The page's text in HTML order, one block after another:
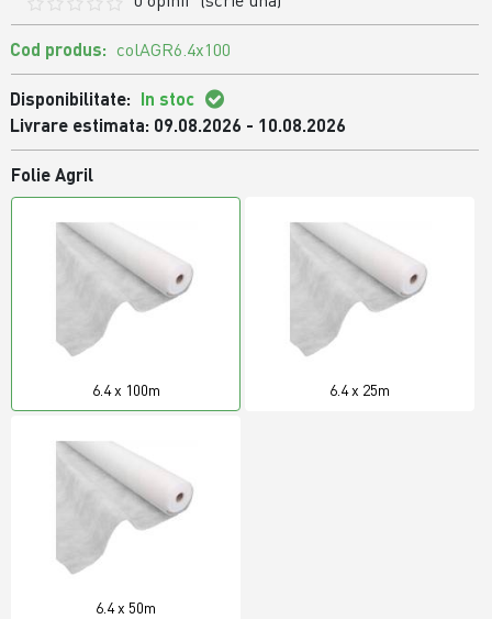
Cod produs: colAGR6.4x100
Disponibilitate: In stoc
Livrare estimata: 09.08.2026 - 10.08.2026
Folie Agril
6.4 x 100m 6.4 x 25m
6.4 x 50m